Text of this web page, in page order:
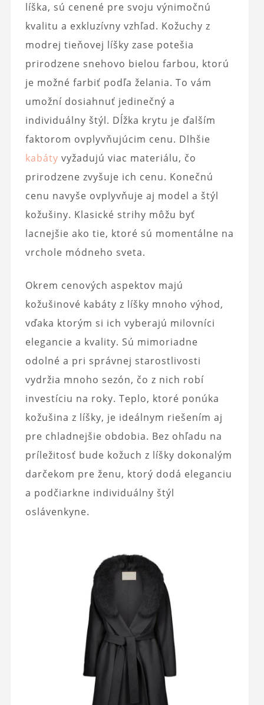
líška, sú cenené pre svoju výnimočnú
kvalitu a exkluzívny vzhľad. Kožuchy z
modrej tieňovej líšky zase potešia
prirodzene snehovo bielou farbou, ktorú
je možné farbiť podľa želania. To vám
umožní dosiahnuť jedinečný a
individuálny štýl. Dĺžka krytu je ďalším
faktorom ovplyvňujúcim cenu. Dlhšie
kabáty vyžadujú viac materiálu, čo
prirodzene zvyšuje ich cenu. Konečnú
cenu navyše ovplyvňuje aj model a štýl
kožušiny. Klasické strihy môžu byť
lacnejšie ako tie, ktoré sú momentálne na
vrchole módneho sveta.
Okrem cenových aspektov majú
kožušinové kabáty z líšky mnoho výhod,
vďaka ktorým si ich vyberajú milovníci
elegancie a kvality. Sú mimoriadne
odolné a pri správnej starostlivosti
vydržia mnoho sezón, čo z nich robí
investíciu na roky. Teplo, ktoré ponúka
kožušina z líšky, je ideálnym riešením aj
pre chladnejšie obdobia. Bez ohľadu na
príležitosť bude kožuch z líšky dokonalým
darčekom pre ženu, ktorý dodá eleganciu
a podčiarkne individuálny štýl
oslávenkyne.